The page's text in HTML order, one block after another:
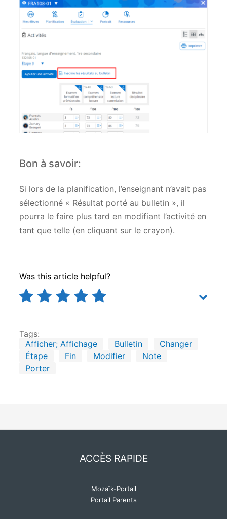
Bon à savoir:
Si lors de la planification, l’enseignant n’avait pas
sélectionné « Résultat porté au bulletin », il
pourra le faire plus tard en modifiant l’activité en
tant que telle (en cliquant sur le crayon).
Was this article helpful?
Tags:
Afficher; Affichage
Bulletin
Changer
Étape
Fin Modifier
Note
Porter
ACCÈS RAPIDE
Mozaïk-Portail
Portail Parents